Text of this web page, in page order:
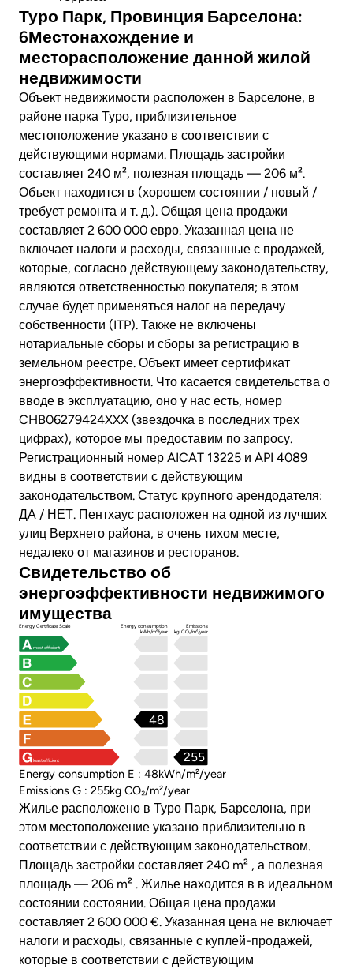
Туро Парк, Провинция Барселона:
6Местонахождение и
месторасположение данной жилой
недвижимости
Объект недвижимости расположен в Барселоне, в
районе парка Туро, приблизительное
местоположение указано в соответствии с
действующими нормами. Площадь застройки
составляет 240 м², полезная площадь — 206 м².
Объект находится в (хорошем состоянии / новый /
требует ремонта и т. д.). Общая цена продажи
составляет 2 600 000 евро. Указанная цена не
включает налоги и расходы, связанные с продажей,
которые, согласно действующему законодательству,
являются ответственностью покупателя; в этом
случае будет применяться налог на передачу
собственности (ITP). Также не включены
нотариальные сборы и сборы за регистрацию в
земельном реестре. Объект имеет сертификат
энергоэффективности. Что касается свидетельства о
вводе в эксплуатацию, оно у нас есть, номер
CHB06279424XXX (звездочка в последних трех
цифрах), которое мы предоставим по запросу.
Регистрационный номер AICAT 13225 и API 4089
видны в соответствии с действующим
законодательством. Статус крупного арендодателя:
ДА / НЕТ. Пентхаус расположен на одной из лучших
улиц Верхнего района, в очень тихом месте,
недалеко от магазинов и ресторанов.
Свидетельство об
энергоэффективности недвижимого
имущества
Energy Certificate Scale
Energy consumption
kWh/m²/year
Emissions
kg CO₂/m²/year
most efficient
least efficient 255
48
Energy consumption E : 48kWh/m²/year
Emissions G : 255kg CO₂/m²/year
Жилье расположено в Туро Парк, Барселона, при
этом местоположение указано приблизительно в
соответствии с действующим законодательством.
Площадь застройки составляет 240 m² , а полезная
площадь — 206 m² . Жилье находится в в идеальном
состоянии состоянии. Общая цена продажи
составляет 2 600 000 €. Указанная цена не включает
налоги и расходы, связанные с куплей-продажей,
которые в соответствии с действующим